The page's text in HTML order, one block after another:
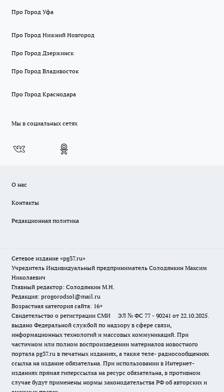
Про Город Уфа
Про Город Нижний Новгород
Про Город Дзержинск
Про Город Владивосток
Про Город Краснодара
Мы в социальных сетях
О нас
Контакты
Редакционная политика
Сетевое издание «pg37.ru»
Учредитель Индивидуальный предприниматель Солодянкин Максим
Николаевич
Главный редактор: Солодянкин М.Н.
Редакция: progorodsol@mail.ru
Возрастная категория сайта: 16+
Свидетельство о регистрации СМИ ЭЛ № ФС 77 - 90241 от 22.10.2025.
выдано Федеральной службой по надзору в сфере связи,
информационных технологий и массовых коммуникаций. При
частичном или полном воспроизведении материалов новостного
портала pg37.ru в печатных изданиях, а также теле- радиосообщениях
ссылка на издание обязательна. При использовании в Интернет-
изданиях прямая гиперссылка на ресурс обязательна, в противном
случае будут применены нормы законодательства РФ об авторских и